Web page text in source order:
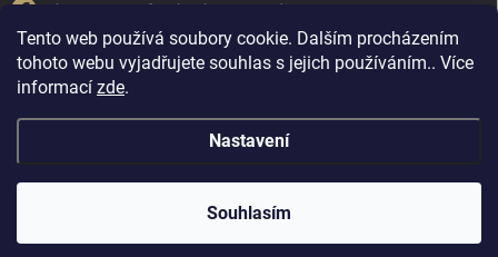
Tento web používá soubory cookie. Dalším procházením
tohoto webu vyjadřujete souhlas s jejich používáním.. Více
informací zde.
Nastavení
Souhlasím
https://www.facebook.com/cardstorecz
cardstore.cz/
@cardstore.cz/
Cardstore.cz . Všechna práva vyhrazena.